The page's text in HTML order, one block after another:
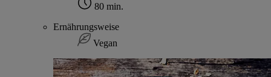
80 min.
Ernährungsweise
Vegan